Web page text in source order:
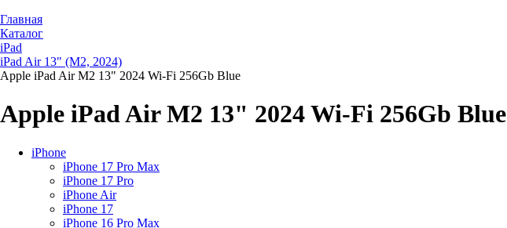
Главная
Каталог
iPad
iPad Air 13" (M2, 2024)
Apple iPad Air M2 13" 2024 Wi-Fi 256Gb Blue
Apple iPad Air M2 13" 2024 Wi-Fi 256Gb Blue
iPhone
iPhone 17 Pro Max
iPhone 17 Pro
iPhone Air
iPhone 17
iPhone 16 Pro Max